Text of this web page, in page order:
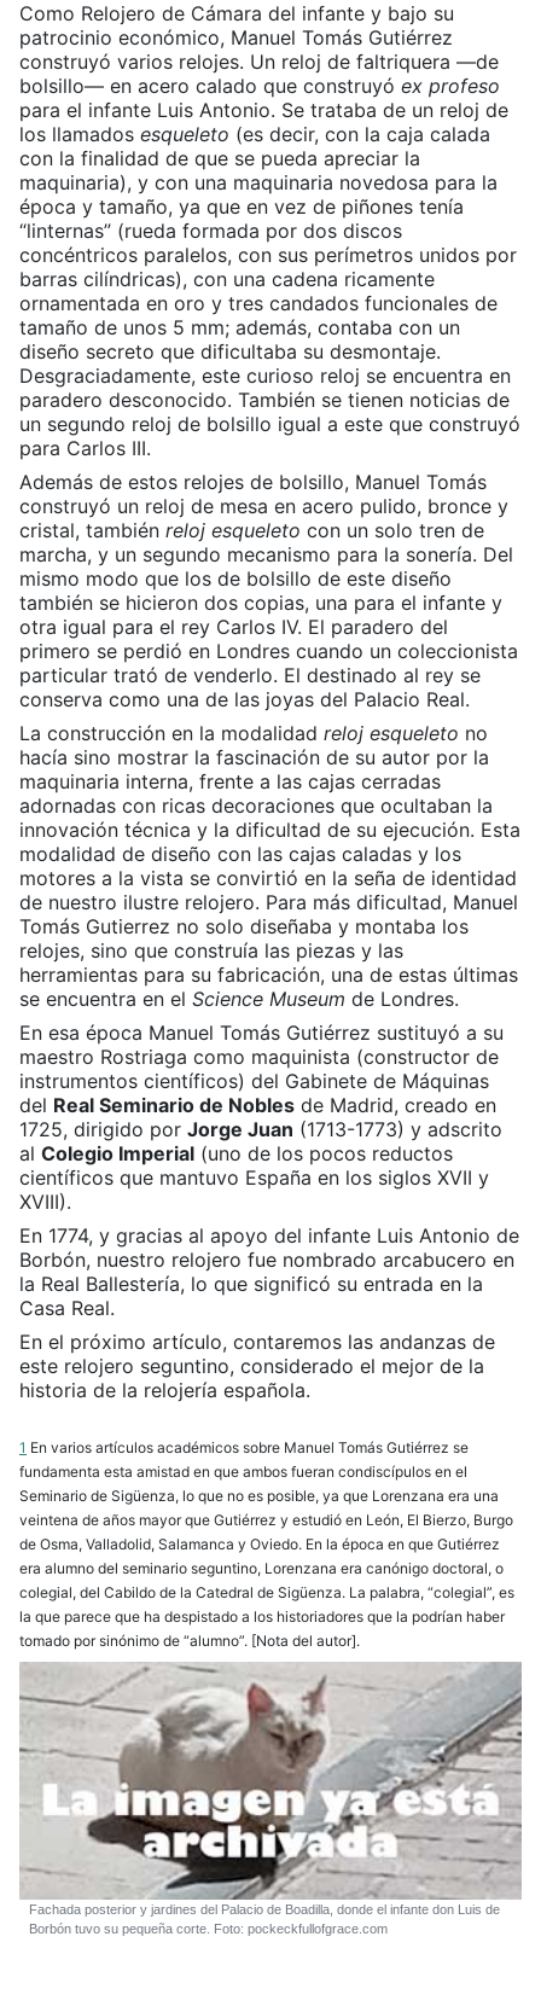
Como Relojero de Cámara del infante y bajo su
patrocinio económico, Manuel Tomás Gutiérrez
construyó varios relojes. Un reloj de faltriquera —de
bolsillo— en acero calado que construyó ex profeso
para el infante Luis Antonio. Se trataba de un reloj de
los llamados esqueleto (es decir, con la caja calada
con la finalidad de que se pueda apreciar la
maquinaria), y con una maquinaria novedosa para la
época y tamaño, ya que en vez de piñones tenía
“linternas” (rueda formada por dos discos
concéntricos paralelos, con sus perímetros unidos por
barras cilíndricas), con una cadena ricamente
ornamentada en oro y tres candados funcionales de
tamaño de unos 5 mm; además, contaba con un
diseño secreto que dificultaba su desmontaje.
Desgraciadamente, este curioso reloj se encuentra en
paradero desconocido. También se tienen noticias de
un segundo reloj de bolsillo igual a este que construyó
para Carlos III.
Además de estos relojes de bolsillo, Manuel Tomás
construyó un reloj de mesa en acero pulido, bronce y
cristal, también reloj esqueleto con un solo tren de
marcha, y un segundo mecanismo para la sonería. Del
mismo modo que los de bolsillo de este diseño
también se hicieron dos copias, una para el infante y
otra igual para el rey Carlos IV. El paradero del
primero se perdió en Londres cuando un coleccionista
particular trató de venderlo. El destinado al rey se
conserva como una de las joyas del Palacio Real.
La construcción en la modalidad reloj esqueleto no
hacía sino mostrar la fascinación de su autor por la
maquinaria interna, frente a las cajas cerradas
adornadas con ricas decoraciones que ocultaban la
innovación técnica y la dificultad de su ejecución. Esta
modalidad de diseño con las cajas caladas y los
motores a la vista se convirtió en la seña de identidad
de nuestro ilustre relojero. Para más dificultad, Manuel
Tomás Gutierrez no solo diseñaba y montaba los
relojes, sino que construía las piezas y las
herramientas para su fabricación, una de estas últimas
se encuentra en el Science Museum de Londres.
En esa época Manuel Tomás Gutiérrez sustituyó a su
maestro Rostriaga como maquinista (constructor de
instrumentos científicos) del Gabinete de Máquinas
del Real Seminario de Nobles de Madrid, creado en
1725, dirigido por Jorge Juan (1713-1773) y adscrito
al Colegio Imperial (uno de los pocos reductos
científicos que mantuvo España en los siglos XVII y
XVIII).
En 1774, y gracias al apoyo del infante Luis Antonio de
Borbón, nuestro relojero fue nombrado arcabucero en
la Real Ballestería, lo que significó su entrada en la
Casa Real.
En el próximo artículo, contaremos las andanzas de
este relojero seguntino, considerado el mejor de la
historia de la relojería española.
1 En varios artículos académicos sobre Manuel Tomás Gutiérrez se
fundamenta esta amistad en que ambos fueran condiscípulos en el
Seminario de Sigüenza, lo que no es posible, ya que Lorenzana era una
veintena de años mayor que Gutiérrez y estudió en León, El Bierzo, Burgo
de Osma, Valladolid, Salamanca y Oviedo. En la época en que Gutiérrez
era alumno del seminario seguntino, Lorenzana era canónigo doctoral, o
colegial, del Cabildo de la Catedral de Sigüenza. La palabra, “colegial”, es
la que parece que ha despistado a los historiadores que la podrían haber
tomado por sinónimo de “alumno”. [Nota del autor].
Fachada posterior y jardines del Palacio de Boadilla, donde el infante don Luis de
Borbón tuvo su pequeña corte. Foto: pockeckfullofgrace.com